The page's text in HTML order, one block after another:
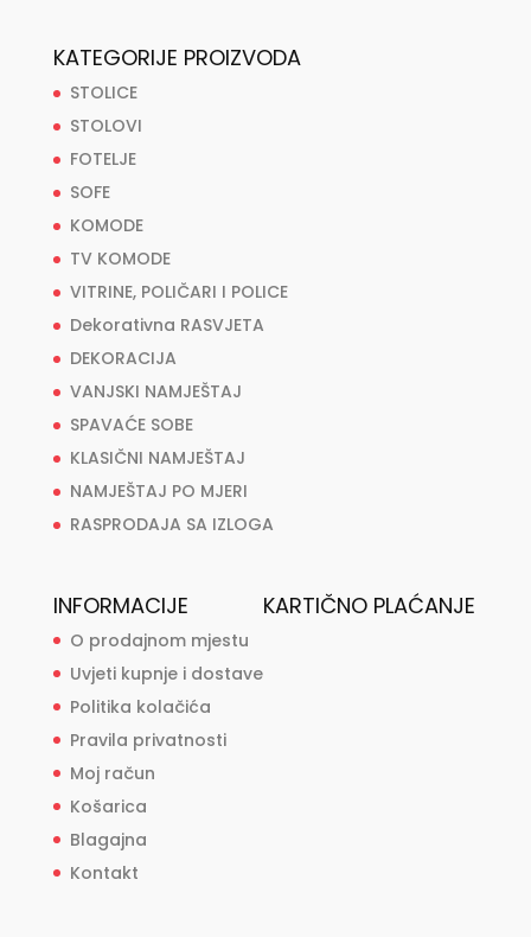
KATEGORIJE PROIZVODA
STOLICE
STOLOVI
FOTELJE
SOFE
KOMODE
TV KOMODE
VITRINE, POLIČARI I POLICE
Dekorativna RASVJETA
DEKORACIJA
VANJSKI NAMJEŠTAJ
SPAVAĆE SOBE
KLASIČNI NAMJEŠTAJ
NAMJEŠTAJ PO MJERI
RASPRODAJA SA IZLOGA
INFORMACIJE
O prodajnom mjestu
Uvjeti kupnje i dostave
Politika kolačića
Pravila privatnosti
Moj račun
Košarica
Blagajna
Kontakt
KARTIČNO PLAĆANJE